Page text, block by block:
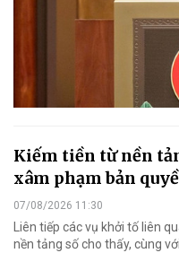
Kiếm tiền từ nền
xâm phạm bản
07/08/2026 11:30
Liên tiếp các vụ khởi tố liên
nền tảng số cho thấy, cùng